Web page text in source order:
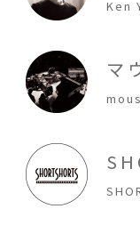
Ken
マ